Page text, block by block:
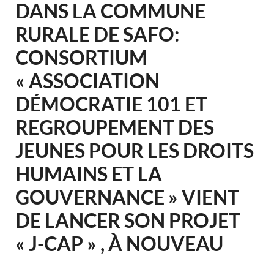
DANS LA COMMUNE
RURALE DE SAFO:
CONSORTIUM
« ASSOCIATION
DÉMOCRATIE 101 ET
REGROUPEMENT DES
JEUNES POUR LES DROITS
HUMAINS ET LA
GOUVERNANCE » VIENT
DE LANCER SON PROJET
« J-CAP » , À NOUVEAU